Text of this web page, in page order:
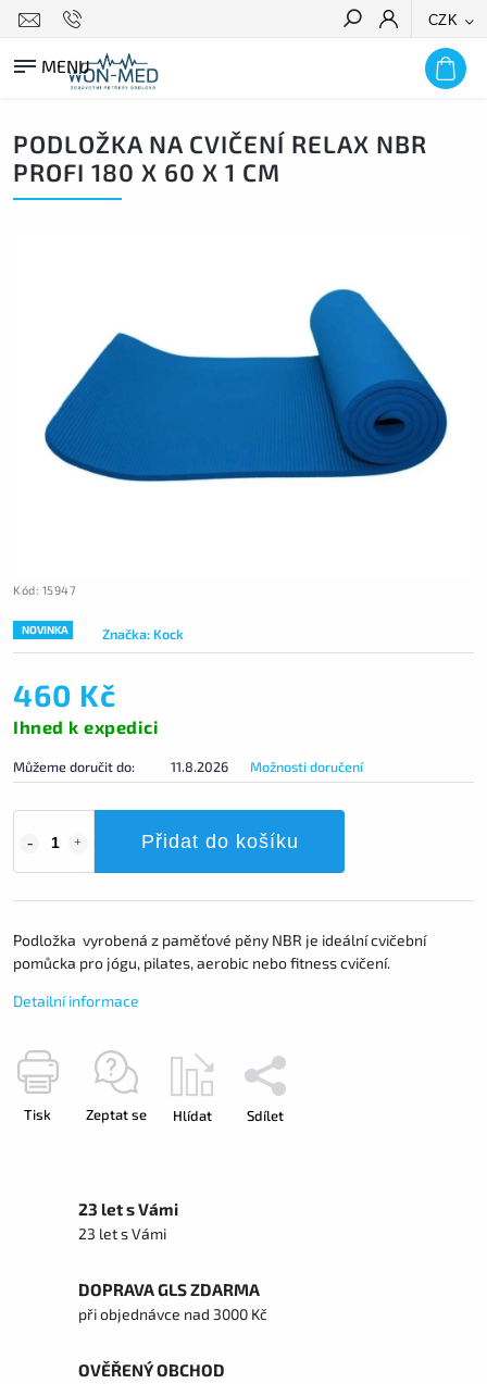
CZK
HLEDAT
PODLOŽKA NA CVIČENÍ RELAX NBR
PROFI 180 X 60 X 1 CM
Kód: 15947
NOVINKA Značka: Kock
460 Kč
Ihned k expedici
Můžeme doručit do: 11.8.2026 Možnosti doručení
Přidat do košíku
Podložka vyrobená z paměťové pěny NBR je ideální cvičební
pomůcka pro jógu, pilates, aerobic nebo fitness cvičení.
Detailní informace
Tisk Zeptat se Hlídat Sdílet
23 let s Vámi
23 let s Vámi
DOPRAVA GLS ZDARMA
při objednávce nad 3000 Kč
OVĚŘENÝ OBCHOD